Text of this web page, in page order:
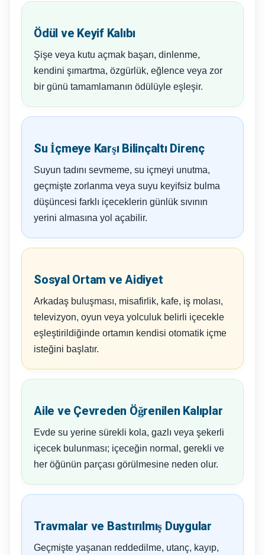
Ödül ve Keyif Kalıbı
Şişe veya kutu açmak başarı, dinlenme,
kendini şımartma, özgürlük, eğlence veya zor
bir günü tamamlamanın ödülüyle eşleşir.
Su İçmeye Karşı Bilinçaltı Direnç
Suyun tadını sevmeme, su içmeyi unutma,
geçmişte zorlanma veya suyu keyifsiz bulma
düşüncesi farklı içeceklerin günlük sıvının
yerini almasına yol açabilir.
Sosyal Ortam ve Aidiyet
Arkadaş buluşması, misafirlik, kafe, iş molası,
televizyon, oyun veya yolculuk belirli içecekle
eşleştirildiğinde ortamın kendisi otomatik içme
isteğini başlatır.
Aile ve Çevreden Öğrenilen Kalıplar
Evde su yerine sürekli kola, gazlı veya şekerli
içecek bulunması; içeceğin normal, gerekli ve
her öğünün parçası görülmesine neden olur.
Travmalar ve Bastırılmış Duygular
Geçmişte yaşanan reddedilme, utanç, kayıp,